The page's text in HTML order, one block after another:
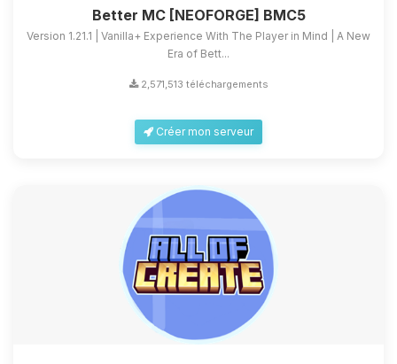
Better MC [NEOFORGE] BMC5
Version 1.21.1 | Vanilla+ Experience With The Player in Mind | A New
Era of Bett...
2,571,513 téléchargements
Créer mon serveur